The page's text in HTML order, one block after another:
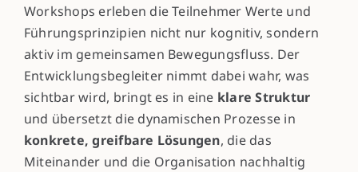
Workshops erleben die Teilnehmer Werte und
Führungsprinzipien nicht nur kognitiv, sondern
aktiv im gemeinsamen Bewegungsfluss. Der
Entwicklungsbegleiter nimmt dabei wahr, was
sichtbar wird, bringt es in eine klare Struktur
und übersetzt die dynamischen Prozesse in
konkrete, greifbare Lösungen, die das
Miteinander und die Organisation nachhaltig